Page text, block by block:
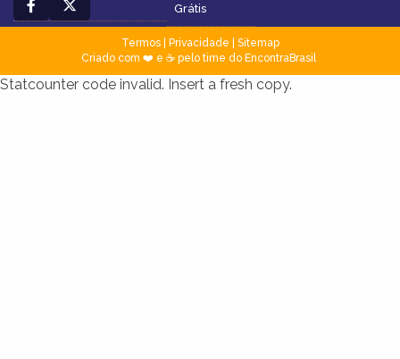
Grátis
Termos| Privacidade
Sitemap
Criado com ❤️ e ☕ pelo time do EncontraBrasil
Statcounter code invalid. Insert a fresh copy.